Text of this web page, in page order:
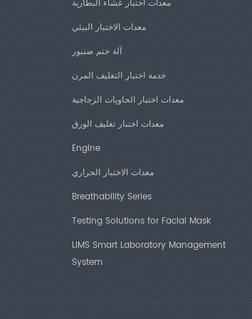
معدات اختبار غشاء البطارية
معدات الاختبار البيئي
آلة ختم صنبور
خدمة اختبار التغليف المرن
معدات اختبار الحاويات الزجاجية
معدات اختبار تغليف الورق
Engine
معدات الاختبار الحراري
Breathability Series
Testing Solutions for Facial Mask
LIMS Smart Laboratory Management
System